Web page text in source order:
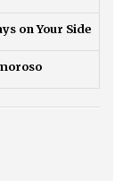
on Your Side